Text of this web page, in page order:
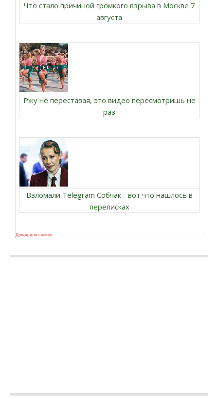
Что стало причиной громкого взрыва в Москве 7
августа
Ржу не переставая, это видео пересмотришь не
раз
Взломали Telegram Собчак - вот что нашлось в
переписках
Доход для сайтов